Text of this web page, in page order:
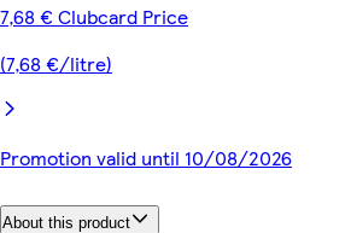
7,68 € Clubcard Price
(7,68 €/litre)
Promotion valid until 10/08/2026
About this product